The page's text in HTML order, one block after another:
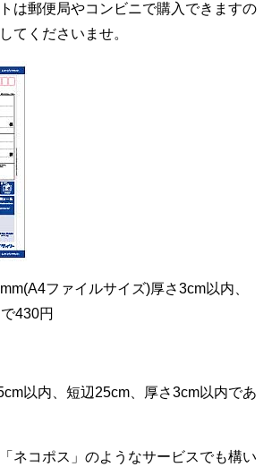
は郵便局やコンビニで購入できますの
てくださいませ。
ファイルサイズ)厚さ3cm以内、
430円
以内、短辺25cm、厚さ3cm以内であ
ネコポス」のようなサービスでも構い